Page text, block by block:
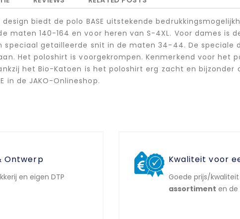
biedt de polo BASE uitstekende
maten 140-164 en voor heren van S-4XL. Voor dames is
speciaal getailleerde snit in de maten 34-44. De speciale
Het poloshirt is voorgekrompen. Kenmerkend voor het
het Bio-Katoen is het poloshirt erg zacht en bijzonder
in de JAKO-Onlineshop.
Ontwerp
en eigen DTP
Kwaliteit voor
Goede prijs/
assortiment en